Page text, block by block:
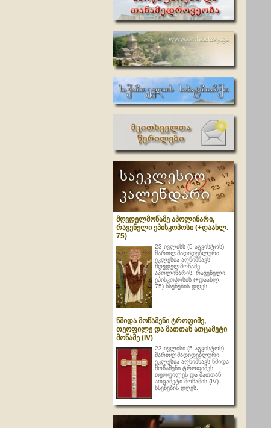
მღვდელმოწამე აპოლინარი,
რავენელი ეპისკოპოსი (+დაახლ.
75)
23 ივლისს (5 აგვისტოს)
მართლმადიდებლური
ეკლესია აღნიშნავს
მღვდელმოწამე
აპოლინარის, რავენელი
ეპისკოპოსის (+დაახლ.
75) ხსენების დღეს.
წმიდა მოწამენი ტროფიმე,
თეოფილე და მათთან ათცამეტი
მოწამე (IV)
23 ივლისი (5 აგვისტოს)
მართლმადიდებლური
ეკლესია აღნიშნავს წმიდა
მოწამენი ტროფიმეს,
თეოფილეს და მათთან
ათცამეტი მოწამის (IV)
ხსენების დღეს.